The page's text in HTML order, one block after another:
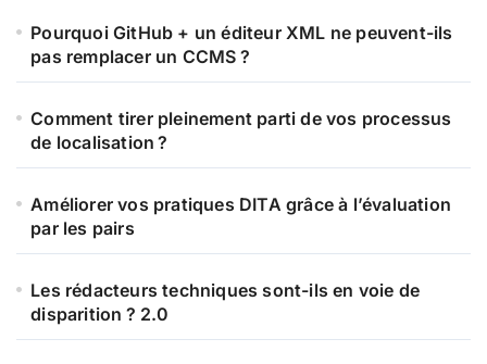
Pourquoi GitHub + un éditeur XML ne peuvent-ils
pas remplacer un CCMS ?
Comment tirer pleinement parti de vos processus
de localisation ?
Améliorer vos pratiques DITA grâce à l’évaluation
par les pairs
Les rédacteurs techniques sont-ils en voie de
disparition ? 2.0